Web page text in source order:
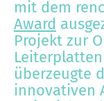
mit dem
Award
Projekt zur
überzeugte
innovativen